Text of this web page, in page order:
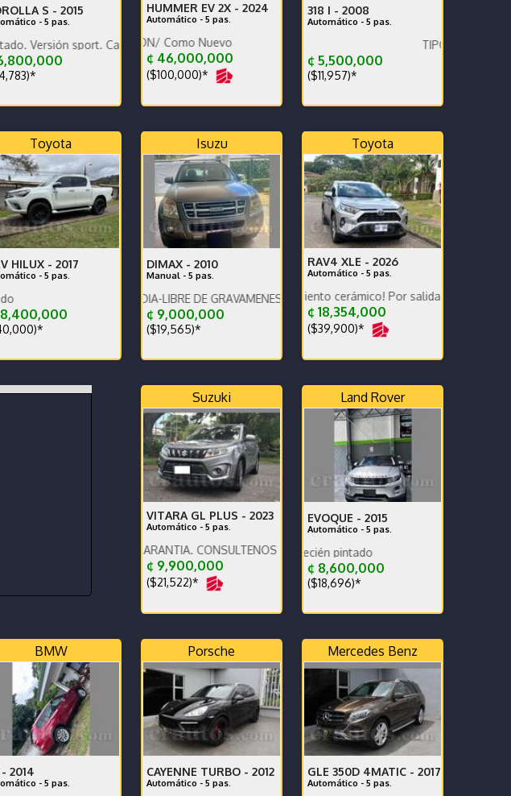
S - 2015
- 5 pas.
sport. Caja sétima
HUMMER EV 2X - 2024
Automático - 5 pas.
INSCRIPCION/ Como Nuevo
¢ 46,000,000
($100,000)*
318 I - 2008
Automático - 5 pas.
TIPO DEPORTIVO
¢ 5,500,000
($11,957)*
en plataforma
Toyota
HILUX - 2017
- 5 pas.
Exelente carro muy cuidado
Isuzu
DIMAX - 2010
Manual - 5 pas.
AL DIA-LIBRE DE GRAVAMENES-LLANTAS EN BUEN ESTADO-LISTO PARA TRASPASO
¢ 9,000,000
($19,565)*
Toyota
RAV4 XLE - 2026
Automático - 5 pas.
Como Nuevo! Tratamiento cerámico! Por salida del país no se
¢ 18,354,000
($39,900)*
Suzuki
VITARA GL PLUS - 2023
Automático - 5 pas.
GARANTÍA. CONSULTENOS POR AUTOS QUE RECIBIMOS.
¢ 9,900,000
($21,522)*
Land Rover
EVOQUE - 2015
Automático - 5 pas.
¢ 8,600,000
($18,696)*
BMW
2014
- 5 pas.
Porsche
CAYENNE TURBO - 2012
Automático - 5 pas.
Mercedes Benz
GLE 350D 4MATIC - 2017
Automático - 5 pas.